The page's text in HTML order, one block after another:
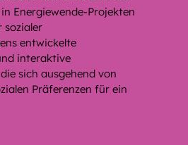
Energiewende-Projekten
sozialer
entwickelte
interaktive
sich ausgehend von
Präferenzen für ein